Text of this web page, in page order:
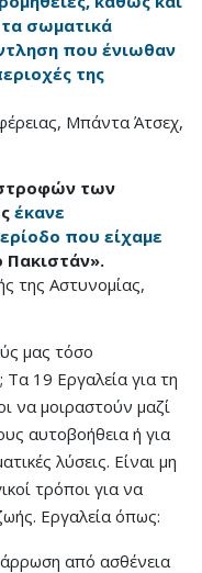
σωματικά
που ένιωθαν
της
Μπάντα Άτσεχ,
των
έκανε
που είχαμε
Πακιστάν».
της Αστυνομίας,
μας τόσο
19 Εργαλεία για τη
να μοιραστούν μαζί
αυτοβοήθεια ή για
λύσεις. Είναι μη
τρόποι για να
Εργαλεία όπως:
από ασθένεια